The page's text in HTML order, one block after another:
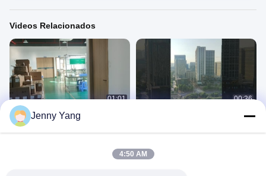
Videos Relacionados
01:01
Taller de producción de ADCOL
Oficina De Adcol
00:36
Jenny Yang
4:50 AM